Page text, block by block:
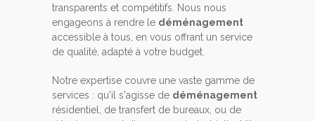
transparents et compétitifs. Nous nous
engageons à rendre le déménagement
accessible à tous, en vous offrant un service
de qualité, adapté à votre budget.
Notre expertise couvre une vaste gamme de
services : qu'il s'agisse de déménagement
résidentiel, de transfert de bureaux, ou de